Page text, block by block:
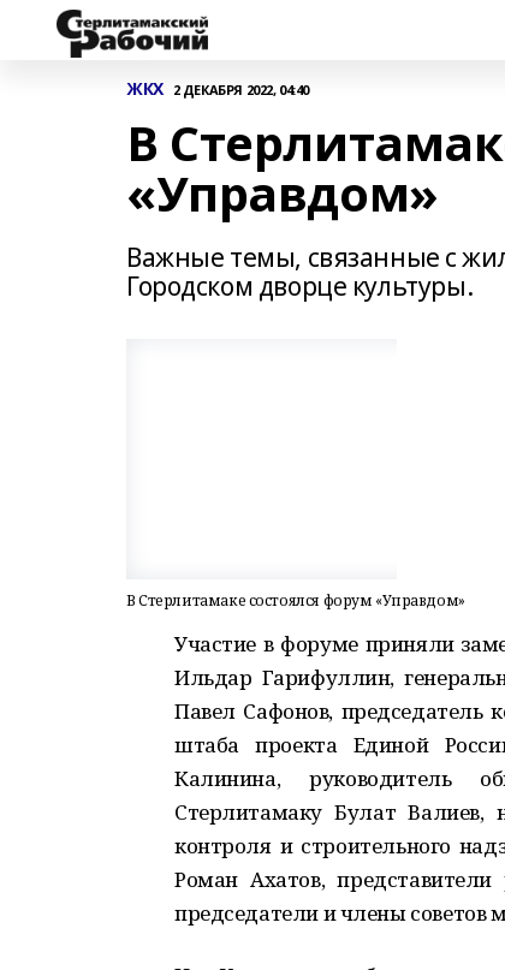
ЖКХ 2 ДЕКАБРЯ 2022, 04:40
В
«Управдом»
Важные темы, связанные с
Городском дворце культуры.
В Стерлитамаке состоялся форум «Управдом»
Участие в форуме приняли
Ильдар Гарифуллин,
Павел Сафонов, председатель
штаба проекта Единой
Калинина, руководитель
Стерлитамаку Булат Валиев,
контроля и строительного
Роман Ахатов,
председатели и члены советов